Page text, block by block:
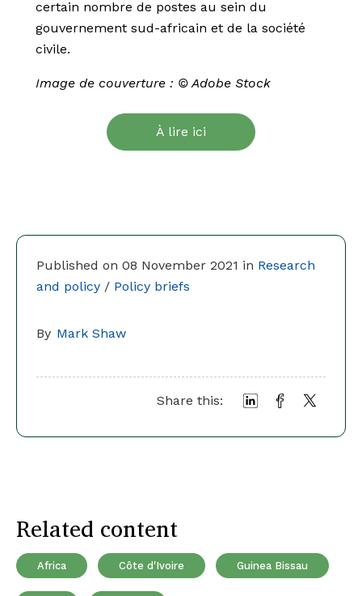
Published on 08 November 2021 in Research
and policy / Policy briefs
By Mark Shaw
Share this:
certain nombre de postes au sein du
gouvernement sud-africain et de la société
civile.
Image de couverture : © Adobe Stock
À lire ici
Related content
Africa Côte d'Ivoire Guinea Bissau